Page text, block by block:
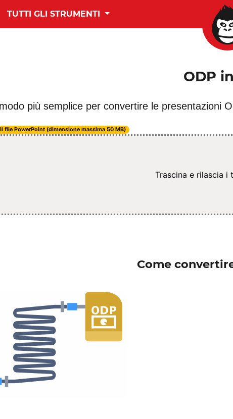
TUTTI GLI STRUMENTI
ODP
più semplice per convertire le presentazioni
file PowerPoint (dimensione massima 50 MB)
Trascina e rilascia i
Come